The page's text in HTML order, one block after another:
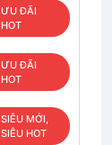
ƯU ĐÃI
HOT
ƯU ĐÃI
HOT
SIÊU MỚI,
SIÊU HOT